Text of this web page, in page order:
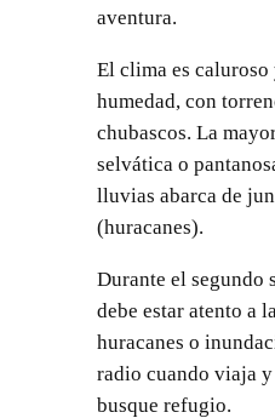
aventura.
El clima es caluroso
humedad, con
chubascos. La
selvática o
lluvias abarca de
(huracanes).
Durante el segundo
debe estar atento a
huracanes o
radio cuando viaja y
busque refugio.